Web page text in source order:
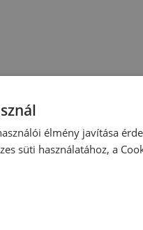
élmény javítása
süti használatához, a